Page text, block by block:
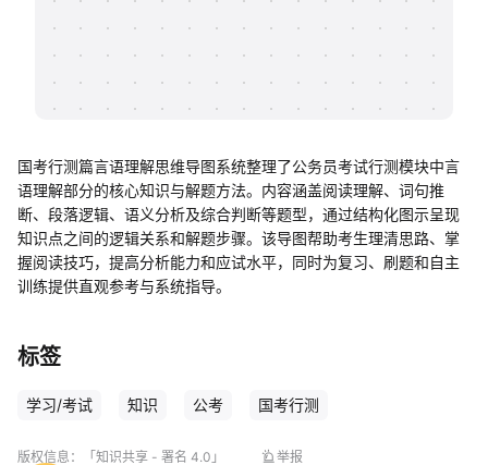
知识分享社区
国考行测篇言语理解思维导图系统整理了公务员考试行测模块中言
语理解部分的核心知识与解题方法。内容涵盖阅读理解、词句推
断、段落逻辑、语义分析及综合判断等题型，通过结构化图示呈现
知识点之间的逻辑关系和解题步骤。该导图帮助考生理清思路、掌
握阅读技巧，提高分析能力和应试水平，同时为复习、刷题和自主
训练提供直观参考与系统指导。
标签
学习/考试 知识 公考 国考行测
版权信息： 「知识共享 - 署名 4.0」 举报